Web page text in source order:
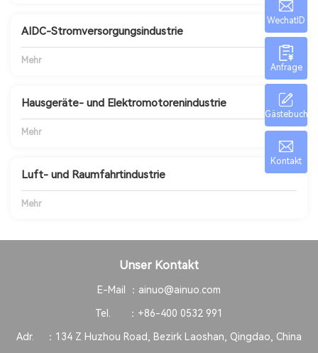
AIDC-Stromversorgungsindustrie
Mehr
Hausgeräte- und Elektromotorenindustrie
Mehr
Luft- und Raumfahrtindustrie
Mehr
Unser Kontakt
E-Mail ： ainuo@ainuo.com
Tel. ： +86-400 0532 991
Adr. ： 134 Z Huzhou Road, Bezirk Laoshan, Qingdao, China
WechatID
Anfrage
Gästebuch
Kontakt